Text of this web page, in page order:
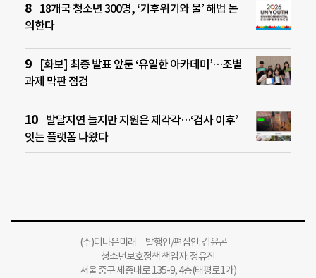
18개국 청소년 300명, ‘기후위기와 물’ 해법 논
의한다
[화보] 최종 발표 앞둔 ‘유일한 아카데미’…조별
과제 막판 점검
발달지연 늘지만 지원은 제각각…‘검사 이후’
잇는 플랫폼 나왔다
(주)더나은미래 발행인/편집인: 김윤곤
청소년보호정책 책임자: 정유진
서울 중구 세종대로 135-9, 4층(태평로1가)